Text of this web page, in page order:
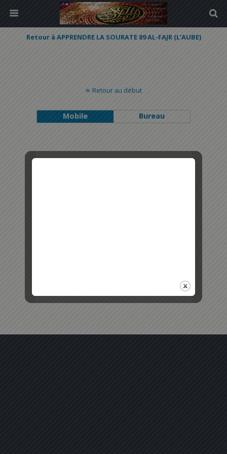
Retour à APPRENDRE LA SOURATE 89 AL-FAJR (L’AUBE)
Retour au début
Mobile Bureau